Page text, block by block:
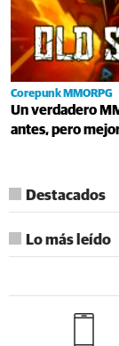
Corepunk MMORPG
Un verdadero
antes, pero
Destacados
Lo más leído